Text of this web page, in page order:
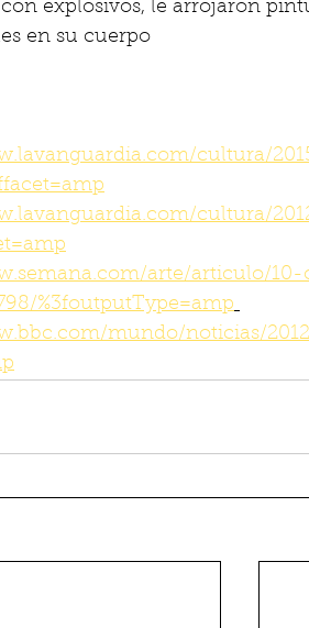
explosivos, le arrojaron
en su cuerpo
cultura/
cultura/
arte/articulo/
%3foutputType=amp
mundo/noticias/